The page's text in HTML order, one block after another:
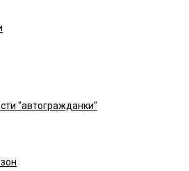
"автогражданки"